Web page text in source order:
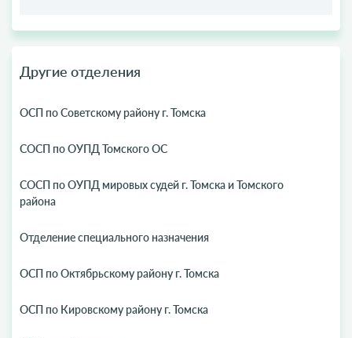
Другие отделения
ОСП по Советскому району г. Томска
СОСП по ОУПД Томского ОС
СОСП по ОУПД мировых судей г. Томска и Томского
района
Отделение специального назначения
ОСП по Октябрьскому району г. Томска
ОСП по Кировскому району г. Томска